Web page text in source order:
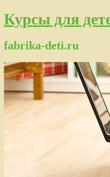
Курсы для
fabrika-deti.ru